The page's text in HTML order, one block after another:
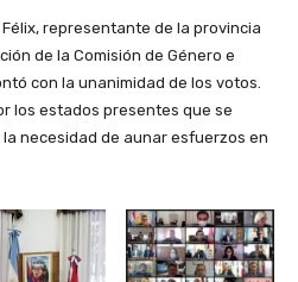
representante de la provincia
de la Comisión de Género e
con la unanimidad de los votos.
los estados presentes que se
necesidad de aunar esfuerzos en